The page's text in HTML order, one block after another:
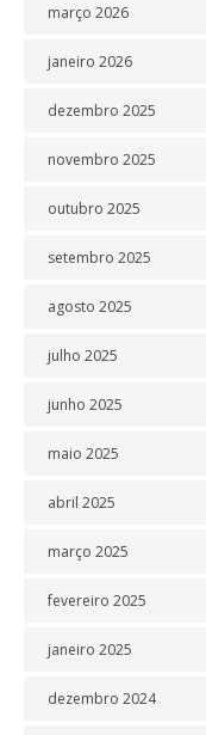
março 2026
janeiro 2026
dezembro 2025
novembro 2025
outubro 2025
setembro 2025
agosto 2025
julho 2025
junho 2025
maio 2025
abril 2025
março 2025
fevereiro 2025
janeiro 2025
dezembro 2024